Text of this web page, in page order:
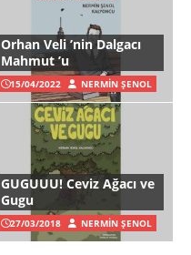
Orhan Veli ’nin Dalgacı
Mahmut ’u
15/04/2022 NERMIN ŞENOL
GUGUUU! Ceviz Ağacı ve
Gugu
27/03/2018 NERMIN ŞENOL